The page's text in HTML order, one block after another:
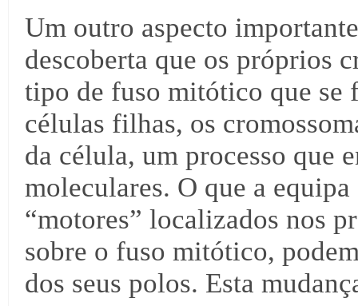
Um outro aspecto
descoberta que os próprios
tipo de fuso mitótico que se
células filhas, os
da célula, um processo que
moleculares. O que a
“motores” localizados nos
sobre o fuso mitótico,
dos seus polos. Esta